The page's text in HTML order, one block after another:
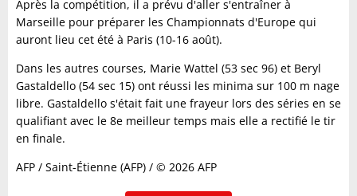
Après la compétition, il a prévu d'aller s'entraîner à
Marseille pour préparer les Championnats d'Europe qui
auront lieu cet été à Paris (10-16 août).
Dans les autres courses, Marie Wattel (53 sec 96) et Beryl
Gastaldello (54 sec 15) ont réussi les minima sur 100 m nage
libre. Gastaldello s'était fait une frayeur lors des séries en se
qualifiant avec le 8e meilleur temps mais elle a rectifié le tir
en finale.
AFP / Saint-Étienne (AFP) / © 2026 AFP